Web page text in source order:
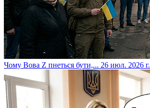
​Чому Вова Z пнеться бути,... 26 июл. 2026 г.